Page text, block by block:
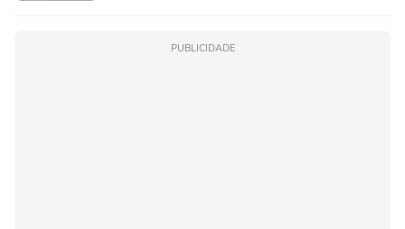
PUBLICIDADE